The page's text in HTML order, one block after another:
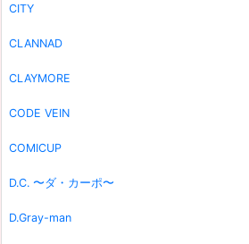
CITY
CLANNAD
CLAYMORE
CODE VEIN
COMICUP
D.C. 〜ダ・カーポ〜
D.Gray-man